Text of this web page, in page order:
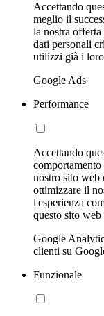
Accettando
meglio il
la nostra
dati personali
utilizzi già i
Google Ads
Performance
Accettando
nostro sito web
ottimizzare il
l'esperienza
questo sito
Google
clienti su
Funzionale